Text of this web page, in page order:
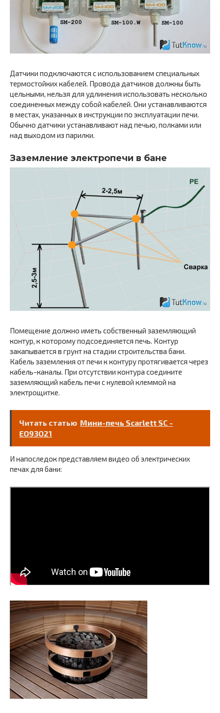
Датчики подключаются с использованием специальных
термостойких кабелей. Провода датчиков должны быть
цельными, нельзя для удлинения использовать несколько
соединенных между собой кабелей. Они устанавливаются
в местах, указанных в инструкции по эксплуатации печи.
Обычно датчики устанавливают над печью, полками или
над выходом из парилки.
Заземление электропечи в бане
Помещение должно иметь собственный заземляющий
контур, к которому подсоединяется печь. Контур
закапывается в грунт на стадии строительства бани.
Кабель заземления от печи к контуру протягивается через
кабель-каналы. При отсутствии контура соедините
заземляющий кабель печи с нулевой клеммой на
электрощитке.
Читать статью Мини-печь Scarlett SC -
EO93O21
И напоследок представляем видео об электрических
печах для бани: